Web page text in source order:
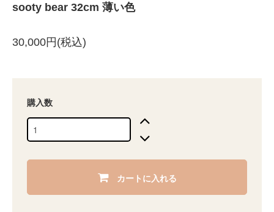
sooty bear 32cm 薄い色
30,000円(税込)
購入数
カートに入れる